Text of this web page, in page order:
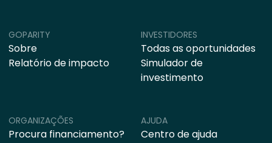
ORGANIZAÇÕES
Procura financiamento?
AJUDA
Centro de ajuda
GOPARITY
Sobre
Relatório de impacto
INVESTIDORES
Todas as oportunidades
Simulador de
investimento